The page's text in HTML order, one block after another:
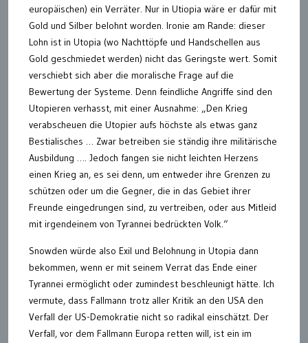
europäischen) ein Verräter. Nur in Utiopia wäre er dafür mit
Gold und Silber belohnt worden. Ironie am Rande: dieser
Lohn ist in Utopia (wo Nachttöpfe und Handschellen aus
Gold geschmiedet werden) nicht das Geringste wert. Somit
verschiebt sich aber die moralische Frage auf die
Bewertung der Systeme. Denn feindliche Angriffe sind den
Utopieren verhasst, mit einer Ausnahme: „Den Krieg
verabscheuen die Utopier aufs höchste als etwas ganz
Bestialisches … Zwar betreiben sie ständig ihre militärische
Ausbildung …. Jedoch fangen sie nicht leichten Herzens
einen Krieg an, es sei denn, um entweder ihre Grenzen zu
schützen oder um die Gegner, die in das Gebiet ihrer
Freunde eingedrungen sind, zu vertreiben, oder aus Mitleid
mit irgendeinem von Tyrannei bedrückten Volk.“
Snowden würde also Exil und Belohnung in Utopia dann
bekommen, wenn er mit seinem Verrat das Ende einer
Tyrannei ermöglicht oder zumindest beschleunigt hätte. Ich
vermute, dass Fallmann trotz aller Kritik an den USA den
Verfall der US-Demokratie nicht so radikal einschätzt. Der
Verfall, vor dem Fallmann Europa retten will, ist ein im